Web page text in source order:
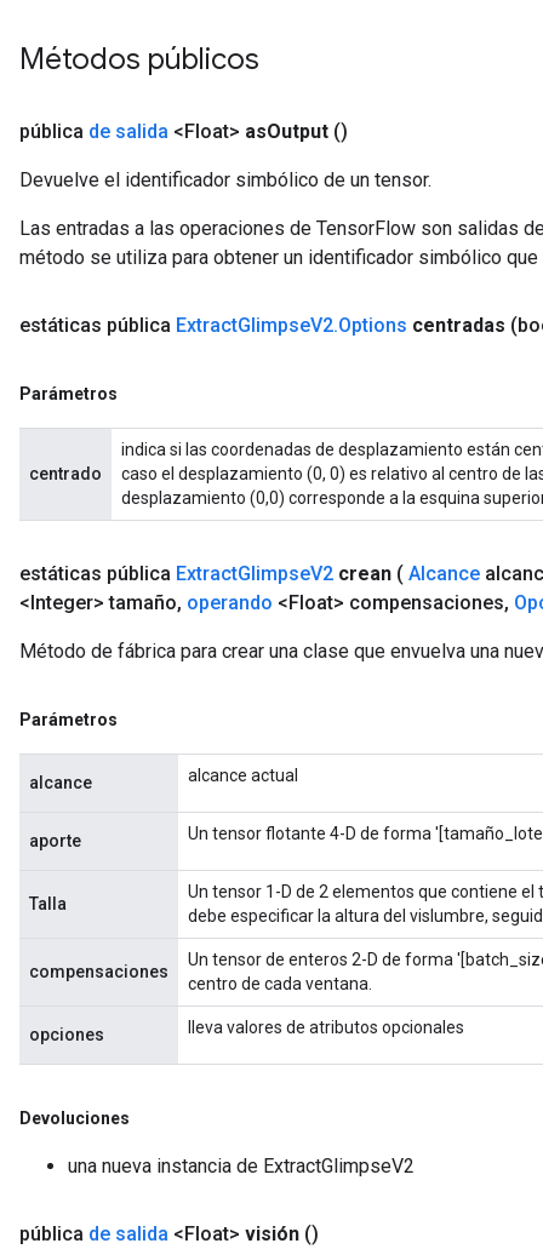
Métodos públicos
pública de salida <Float> asOutput ()
Devuelve el identificador simbólico de un tensor.
Las entradas a las operaciones de TensorFlow son salidas
método se utiliza para obtener un identificador simbólico
estáticas pública ExtractGlimpseV2.Options centradas
Parámetros
centrado
indica si las coordenadas de desplazamiento están
caso el desplazamiento (0, 0) es relativo al centro de
desplazamiento (0,0) corresponde a la esquina
estáticas pública ExtractGlimpseV2 crean ( Alcance
<Integer> tamaño, operando <Float> compensaciones,
Método de fábrica para crear una clase que envuelva una
Parámetros
alcance alcance actual
aporte Un tensor flotante 4-D de forma
Talla
Un tensor 1-D de 2 elementos que contiene
debe especificar la altura del vislumbre,
compensaciones
Un tensor de enteros 2-D de forma
centro de cada ventana.
opciones lleva valores de atributos opcionales
Devoluciones
una nueva instancia de ExtractGlimpseV2
pública de salida <Float> visión ()